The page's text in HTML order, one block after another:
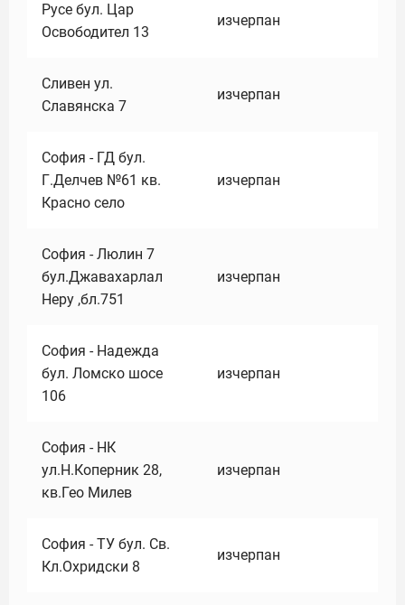
Русе бул. Цар
Освободител 13
изчерпан
Сливен ул.
Славянска 7
изчерпан
София - ГД бул.
Г.Делчев №61 кв.
Красно село
изчерпан
София - Люлин 7
бул.Джавахарлал
Неру ,бл.751
изчерпан
София - Надежда
бул. Ломско шосе
106
изчерпан
София - НК
ул.Н.Коперник 28,
кв.Гео Милев
изчерпан
София - ТУ бул. Св.
Кл.Охридски 8
изчерпан